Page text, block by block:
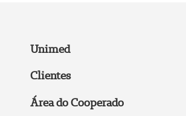
Unimed
Clientes
Área do Cooperado